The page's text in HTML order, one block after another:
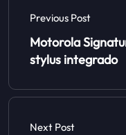
Previous Post
Motorola
stylus integrado
Next Post